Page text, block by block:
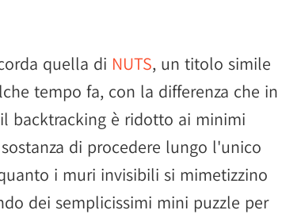
quella di NUTS, un titolo simile
tempo fa, con la differenza che in
backtracking è ridotto ai minimi
di procedere lungo l'unico
i muri invisibili si mimetizzino
dei semplicissimi mini puzzle per